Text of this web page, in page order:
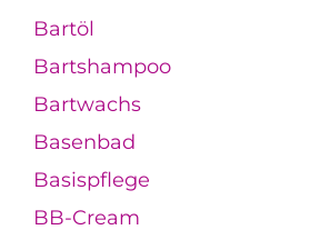
Bartöl
Bartshampoo
Bartwachs
Basenbad
Basispflege
BB-Cream